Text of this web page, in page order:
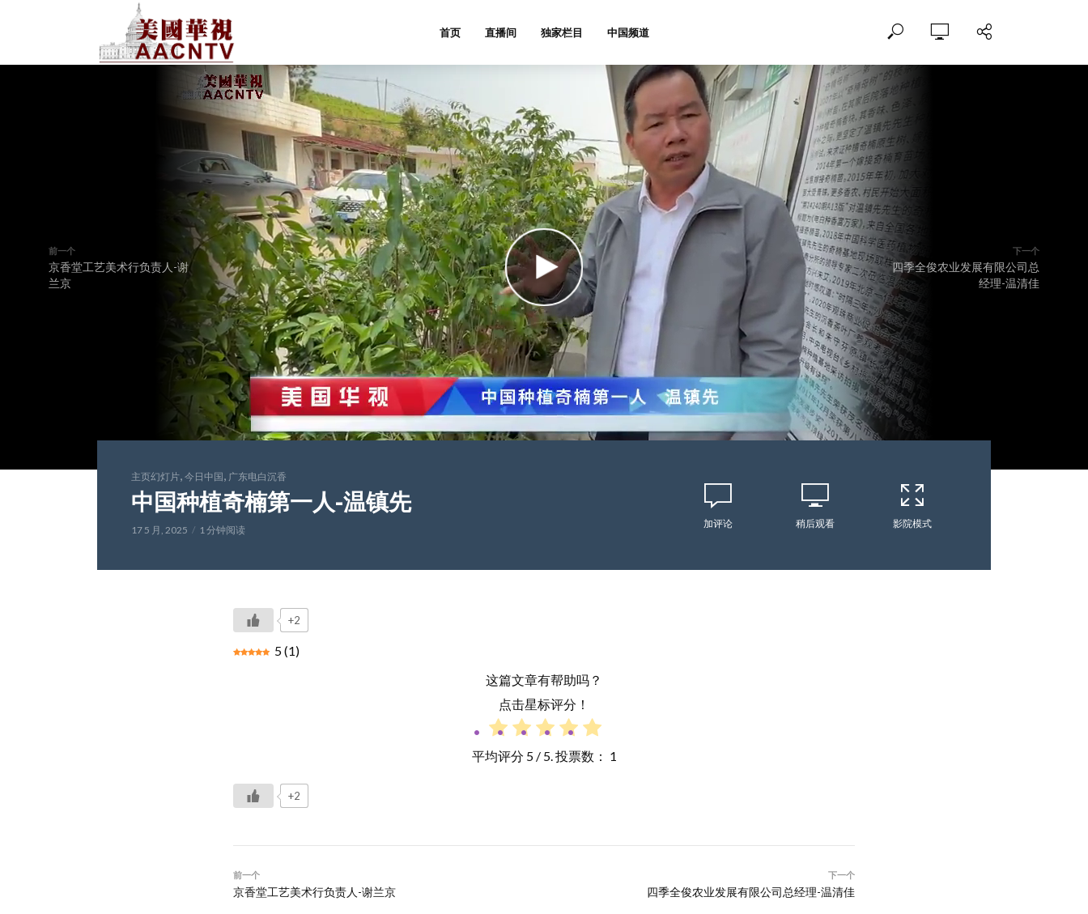
首页 直播间 独家栏目 中国频道
前一个
京香堂工艺美术行负责人-谢
兰京
下一个
四季全俊农业发展有限公司总
经理-温清佳
主页幻灯片, 今日中国, 广东电白沉香
中国种植奇楠第一人-温镇先
17 5 月, 2025 1 分钟阅读
加评论 稍后观看 影院模式
+2
5(1)
这篇文章有帮助吗？
点击星标评分！
平均评分 5/ 5. 投票数： 1
+2
前一个
京香堂工艺美术行负责人-谢兰京
下一个
四季全俊农业发展有限公司总经理-温清佳